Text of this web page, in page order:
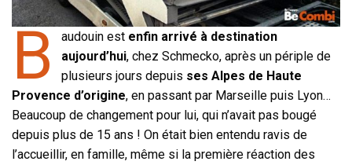
B audouin est enfin arrivé à destination
aujourd’hui, chez Schmecko, après un périple de
plusieurs jours depuis ses Alpes de Haute
Provence d’origine, en passant par Marseille puis Lyon…
Beaucoup de changement pour lui, qui n’avait pas bougé
depuis plus de 15 ans ! On était bien entendu ravis de
l’accueillir, en famille, même si la première réaction des